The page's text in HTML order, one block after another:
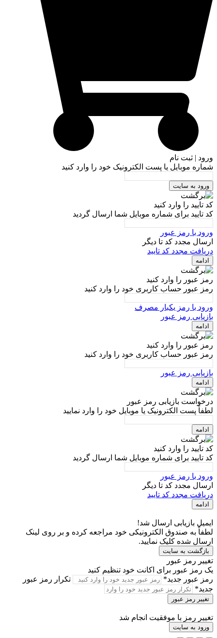
ورود | ثبت نام
شماره موبایل یا پست الکترونیک خود را وارد کنید
ورود به سایت
کد تایید را وارد کنید
کد تایید برای شماره موبایل شما ارسال گردید
ورود با رمز عبور
ارسال مجدد کد تا دیگر
دریافت مجدد کد تایید
ادامه
رمز عبور را وارد کنید
رمز عبور حساب کاربری خود را وارد کنید
ورود با رمز یکبار مصرف
بازیابی رمز عبور
ادامه
رمز عبور را وارد کنید
رمز عبور حساب کاربری خود را وارد کنید
بازیابی رمز عبور
ادامه
درخواست بازیابی رمز عبور
لطفاً پست الکترونیک یا موبایل خود را وارد نمایید
ادامه
کد تایید را وارد کنید
کد تایید برای شماره موبایل شما ارسال گردید
ورود با رمز عبور
ارسال مجدد کد تا دیگر
دریافت مجدد کد تایید
ادامه
ایمیل بازیابی ارسال شد!
لطفاً به صندوق الکترونیکی خود مراجعه کرده و بر روی لینک
ارسال شده کلیک نمایید.
بازگشت به سایت
تغییر رمز عبور
یک رمز عبور برای اکانت خود تنظیم کنید
رمز عبور جدید*
تکرار رمز عبور
جدید*
تغییر رمز عبور
تغییر رمز با موفقیت انجام شد
ورود به سایت